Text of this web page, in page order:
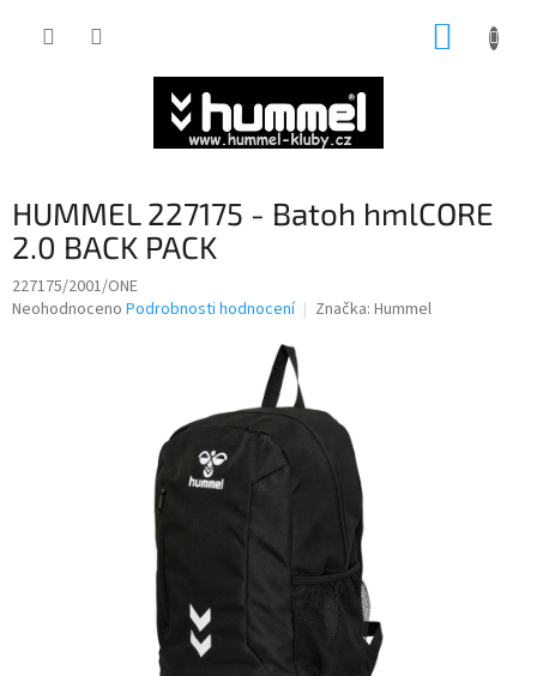
HUMMEL 227175 - Batoh hmlCORE
2.0 BACK PACK
227175/2001/ONE
Průměrné
Neohodnoceno Podrobnosti hodnocení Značka: Hummel